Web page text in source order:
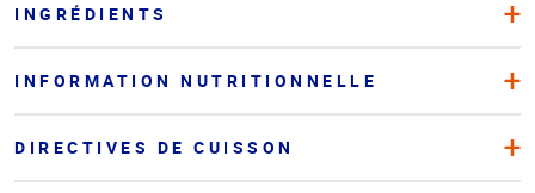
INGRÉDIENTS
INFORMATION NUTRITIONNELLE
DIRECTIVES DE CUISSON